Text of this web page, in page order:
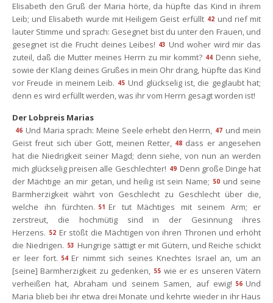
Elisabeth den Gruß der Maria hörte, da hüpfte das Kind in ihrem
Leib; und Elisabeth wurde mit Heiligem Geist erfüllt 42 und rief mit
lauter Stimme und sprach: Gesegnet bist du unter den Frauen, und
gesegnet ist die Frucht deines Leibes! 43 Und woher wird mir das
zuteil, daß die Mutter meines Herrn zu mir kommt? 44 Denn siehe,
owie der Klang deines Grußes in mein Ohr drang, hüpfte das Kind
vor Freude in meinem Leib. 45 Und glückselig ist, die geglaubt hat;
denn es wird erfüllt werden, was ihr vom Herrn gesagt worden ist!
Der Lobpreis Maria
46 Und Maria sprach: Meine Seele erhebt den Herrn, 47 und mein
Geist freut sich über Gott, meinen Retter, 48 dass er angesehen
hat die Niedrigkeit seiner Magd; denn siehe, von nun an werden
mich glückselig preisen alle Geschlechter! 49 Denn große Dinge hat
der Mächtige an mir getan, und heilig ist sein Name; 50 und seine
Barmherzigkeit währt von Geschlecht zu Geschlecht über die,
welche ihn fürchten. 51 Er tut Mächtiges mit seinem Arm; er
zerstreut, die hochmütig sind in der Gesinnung ihres
Herzens. 52 Er stößt die Mächtigen von ihren Thronen und erhöht
die Niedrigen. 53 Hungrige sättigt er mit Gütern, und Reiche schickt
er leer fort. 54 Er nimmt sich seines Knechtes Israel an, um an
[seine] Barmherzigkeit zu gedenken, 55 wie er es unseren Vätern
verheißen hat, Abraham und seinem Samen, auf ewig! 56 Und
Maria blieb bei ihr etwa drei Monate und kehrte wieder in ihr Haus